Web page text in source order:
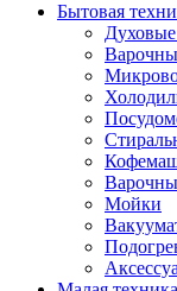
Бытовая
Мойки